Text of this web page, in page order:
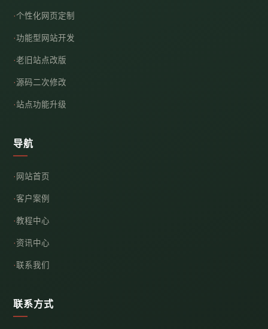
个性化网页定制
功能型网站开发
老旧站点改版
源码二次修改
站点功能升级
导航
网站首页
客户案例
教程中心
资讯中心
联系我们
联系方式